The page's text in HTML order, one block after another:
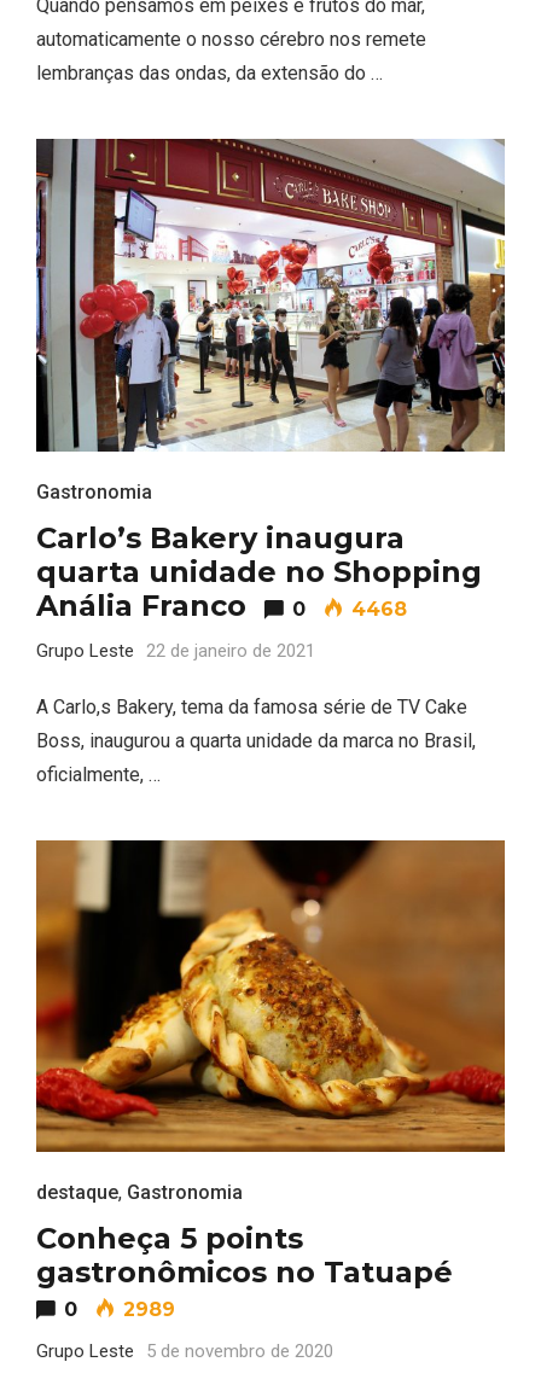
Quando pensamos em peixes e frutos do mar,
automaticamente o nosso cérebro nos remete
lembranças das ondas, da extensão do …
Gastronomia
Carlo’s Bakery inaugura
quarta unidade no Shopping
Anália Franco
0 4468
Grupo Leste 22 de janeiro de 2021
A Carlo,s Bakery, tema da famosa série de TV Cake
Boss, inaugurou a quarta unidade da marca no Brasil,
oficialmente, …
destaque, Gastronomia
Conheça 5 points
gastronômicos no Tatuapé
0 2989
Grupo Leste 5 de novembro de 2020